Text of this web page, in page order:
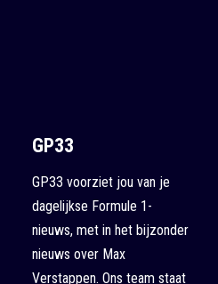
GP33
GP33 voorziet jou van je
dagelijkse Formule 1-
nieuws, met in het bijzonder
nieuws over Max
Verstappen. Ons team staat